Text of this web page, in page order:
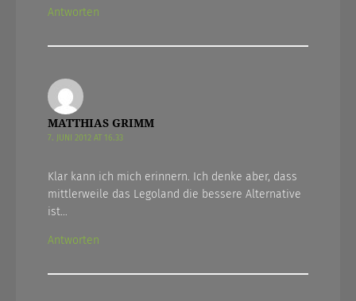
Antworten
MATTHIAS GRIMM
7. JUNI 2012 AT 16.33
Klar kann ich mich erinnern. Ich denke aber, dass
mittlerweile das Legoland die bessere Alternative
ist…
Antworten